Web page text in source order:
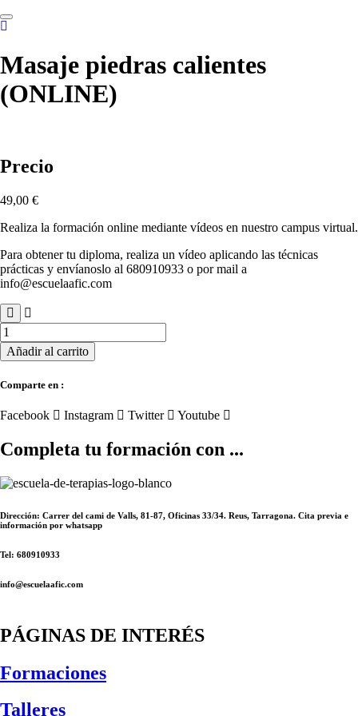
to
content
Masaje piedras calientes
(ONLINE)
Precio
49,00 €
Realiza la formación online mediante vídeos en nuestro campus virtual.
Para obtener tu diploma, realiza un vídeo aplicando las técnicas
prácticas y envíanoslo al 680910933 o por mail a
info@escuelaafic.com
Masaje
piedras
calientes
cantidad
Añadir al carrito
Comparte en :
Facebook Instagram Twitter Youtube
Completa tu formación con ...
Dirección: Carrer del cami de Valls, 81-87, Oficinas 33/34. Reus, Tarragona. Cita previa e
información por whatsapp
Tel: 680910933
info@escuelaafic.com
PÁGINAS DE INTERÉS
Formaciones
Talleres